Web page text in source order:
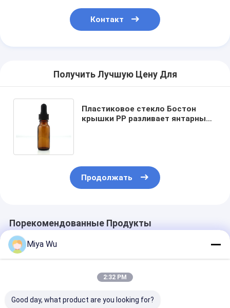
Контакт
Получить Лучшую Цену Для
Пластиковое стекло Бостон
крышки PP разливает янтарные
Продолжать
Порекомендованные Продукты
Miya Wu
2:32 PM
Good day, what product are you looking for?